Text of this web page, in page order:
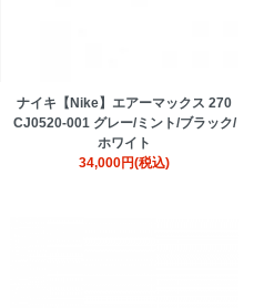
ナイキ【Nike】エアーマックス 270
CJ0520-001 グレー/ミント/ブラック/
ホワイト
34,000円(税込)